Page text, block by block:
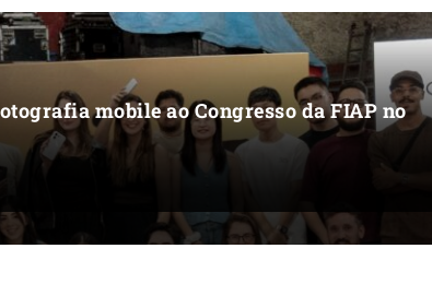
mobile ao Congresso da FIAP no